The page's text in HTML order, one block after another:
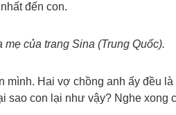
đến con.
của trang Sina (Trung Quốc).
mình. Hai vợ chồng anh ấy đều
sao con lại như vậy? Nghe xong